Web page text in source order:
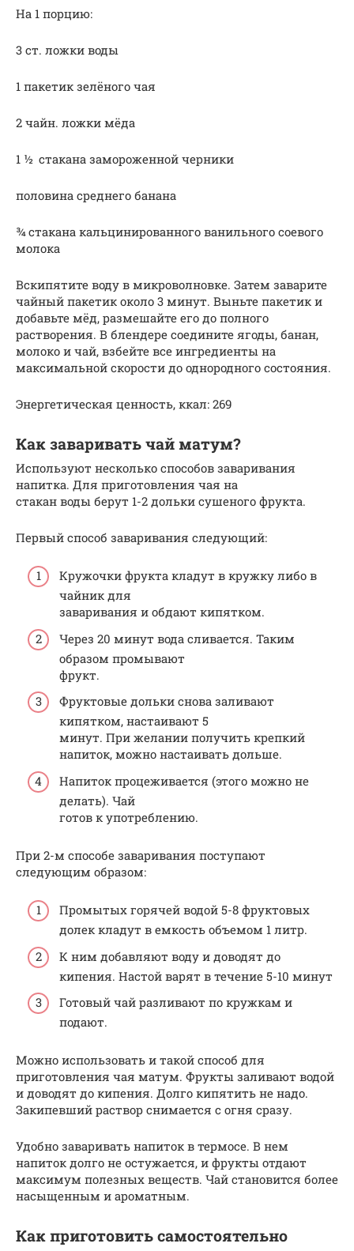
На 1 порцию:
3 ст. ложки воды
1 пакетик зелёного чая
2 чайн. ложки мёда
1 ½ стакана замороженной черники
половина среднего банана
¾ стакана кальцинированного ванильного соевого
молока
Вскипятите воду в микроволновке. Затем заварите
чайный пакетик около 3 минут. Выньте пакетик и
добавьте мёд, размешайте его до полного
растворения. В блендере соедините ягоды, банан,
молоко и чай, взбейте все ингредиенты на
максимальной скорости до однородного состояния.
Энергетическая ценность, ккал: 269
Как заваривать чай матум?
Используют несколько способов заваривания
напитка. Для приготовления чая на
стакан воды берут 1-2 дольки сушеного фрукта.
Первый способ заваривания следующий:
Кружочки фрукта кладут в кружку либо в
чайник для
заваривания и обдают кипятком.
Через 20 минут вода сливается. Таким
образом промывают
фрукт.
Фруктовые дольки снова заливают
кипятком, настаивают 5
минут. При желании получить крепкий
напиток, можно настаивать дольше.
Напиток процеживается (этого можно не
делать). Чай
готов к употреблению.
При 2-м способе заваривания поступают
следующим образом:
Промытых горячей водой 5-8 фруктовых
долек кладут в емкость объемом 1 литр.
К ним добавляют воду и доводят до
кипения. Настой варят в течение 5-10 минут
Готовый чай разливают по кружкам и
подают.
Можно использовать и такой способ для
приготовления чая матум. Фрукты заливают водой
и доводят до кипения. Долго кипятить не надо.
Закипевший раствор снимается с огня сразу.
Удобно заваривать напиток в термосе. В нем
напиток долго не остужается, и фрукты отдают
максимум полезных веществ. Чай становится более
насыщенным и ароматным.
Как приготовить самостоятельно